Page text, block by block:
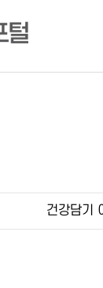
건강담기